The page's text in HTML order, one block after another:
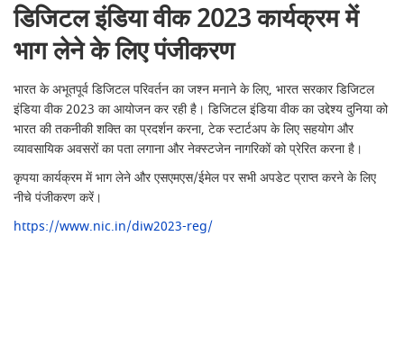
डिजिटल इंडिया वीक 2023 कार्यक्रम में
भाग लेने के लिए पंजीकरण
भारत के अभूतपूर्व डिजिटल परिवर्तन का जश्न मनाने के लिए, भारत सरकार डिजिटल
इंडिया वीक 2023 का आयोजन कर रही है। डिजिटल इंडिया वीक का उद्देश्य दुनिया को
भारत की तकनीकी शक्ति का प्रदर्शन करना, टेक स्टार्टअप के लिए सहयोग और
व्यावसायिक अवसरों का पता लगाना और नेक्स्टजेन नागरिकों को प्रेरित करना है।
कृपया कार्यक्रम में भाग लेने और एसएमएस/ईमेल पर सभी अपडेट प्राप्त करने के लिए
नीचे पंजीकरण करें।
https://www.nic.in/diw2023-reg/